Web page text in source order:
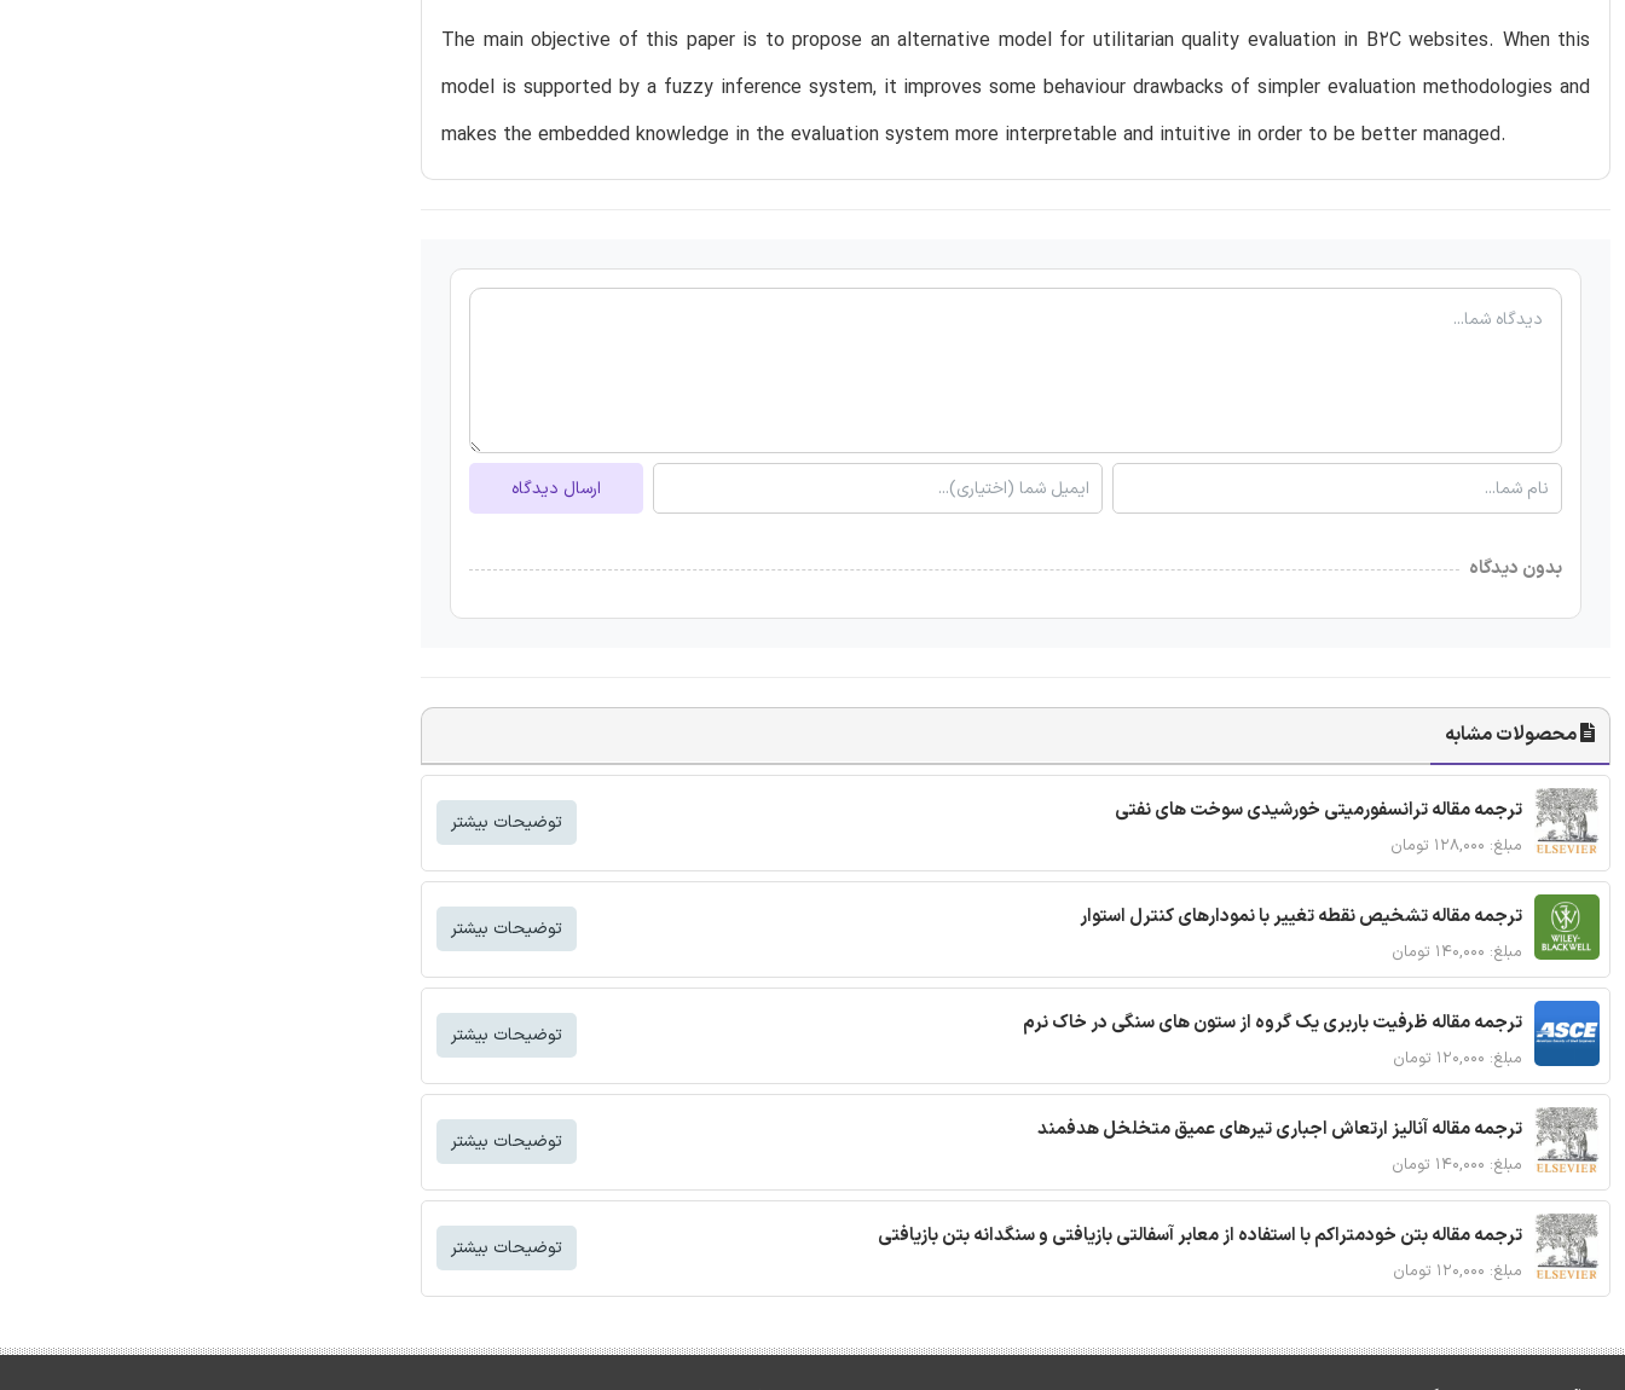
The main objective of this paper is to propose an alternative model for utilitarian quality evaluation in B2C websites. When this
model is supported by a fuzzy inference system, it improves some behaviour drawbacks of simpler evaluation methodologies and
makes the embedded knowledge in the evaluation system more interpretable and intuitive in order to be better managed.
ارسال دیدگاه
بدون دیدگاه
محصولات مشابه
ترجمه مقاله ترانسفورمیتی خورشیدی سوخت های نفتی
مبلغ: ۱۲۸,۰۰۰ تومان
توضیحات بیشتر
ترجمه مقاله تشخیص نقطه تغییر با نمودارهای کنترل استوار
مبلغ: ۱۴۰,۰۰۰ تومان
توضیحات بیشتر
ترجمه مقاله ظرفیت باربری یک گروه از ستون های سنگی در خاک نرم
مبلغ: ۱۲۰,۰۰۰ تومان
توضیحات بیشتر
ترجمه مقاله آنالیز ارتعاش اجباری تیرهای عمیق متخلخل هدفمند
مبلغ: ۱۴۰,۰۰۰ تومان
توضیحات بیشتر
ترجمه مقاله بتن خودمتراکم با استفاده از معابر آسفالتی بازیافتی و سنگدانه بتن بازیافتی
مبلغ: ۱۲۰,۰۰۰ تومان
توضیحات بیشتر